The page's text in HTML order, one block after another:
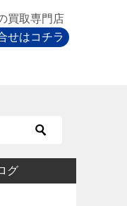
買取専門店
せはコチラ
グ